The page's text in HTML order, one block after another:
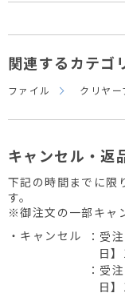
関連するカテゴ
ファイル クリヤー
キャンセル・返
下記の時間までに限
す。
※御注文の一部キャ
・キャンセル
：受
日
：受
日